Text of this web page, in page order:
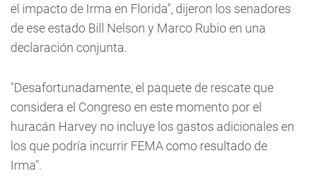
el impacto de Irma en Florida", dijeron los senadores
de ese estado Bill Nelson y Marco Rubio en una
declaración conjunta.
"Desafortunadamente, el paquete de rescate que
considera el Congreso en este momento por el
huracán Harvey no incluye los gastos adicionales en
los que podría incurrir FEMA como resultado de
Irma".